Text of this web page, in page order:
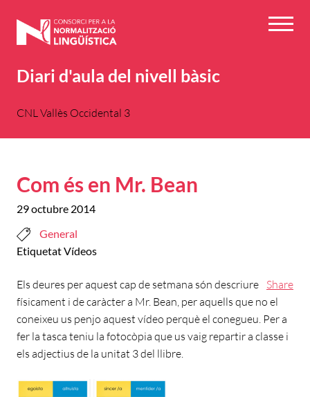
Diari d'aula del nivell bàsic
CNL Vallès Occidental 3
Com és en Mr. Bean
29 octubre 2014
General
EtiquetatVídeos
Share
Els deures per aquest cap de setmana són descriure
físicament i de caràcter a Mr. Bean, per aquells que no el
coneixeu us penjo aquest vídeo perquè el conegueu. Per a
fer la tasca teniu la fotocòpia que us vaig repartir a classe i
els adjectius de la unitat 3 del llibre.